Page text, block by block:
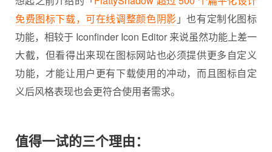
免费图标下载，可在线调整颜色阴影 」也有定制化图标
功能，相较于 Iconfinder Icon Editor 来说虽然功能上差一
大截，但看得出来现在图标网站也必须提供更多自定义
功能，才能让用户更有下载使用的冲动，而且图标自定
义后风格表现也会更符合使用者需求。
值得一试的三个理由：